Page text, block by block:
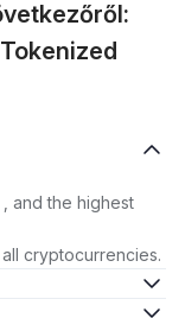
and the highest
cryptocurrencies.